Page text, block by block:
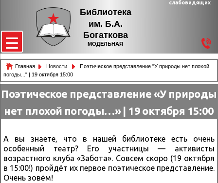
Библиотека
им. Б.А.
Богаткова
МОДЕЛЬНАЯ
слабовидящих
Главная Новости
Поэтическое представление "У природы нет плохой
погоды..." | 19 октября 15:00
Поэтическое представление «У природы
нет плохой погоды…» | 19 октября 15:00
А вы знаете, что в нашей библиотеке есть очень
особенный театр? Его участницы — активисты
возрастного клуба «Забота». Совсем скоро (19 октября
в 15:00!) пройдёт их первое поэтическое представление.
Очень зовём!